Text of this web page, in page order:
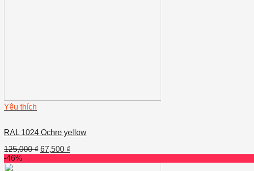
Yêu thích
RAL 1024 Ochre yellow
125,000₫ 67,500 ₫
-46%